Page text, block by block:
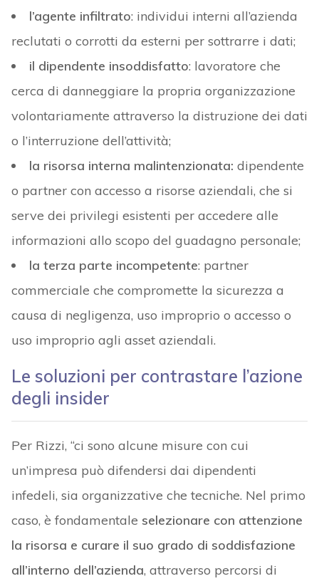
l’agente infiltrato: individui interni all’azienda
reclutati o corrotti da esterni per sottrarre i dati;
il dipendente insoddisfatto: lavoratore che
cerca di danneggiare la propria organizzazione
volontariamente attraverso la distruzione dei dati
o l’interruzione dell’attività;
la risorsa interna malintenzionata: dipendente
o partner con accesso a risorse aziendali, che si
serve dei privilegi esistenti per accedere alle
informazioni allo scopo del guadagno personale;
la terza parte incompetente: partner
commerciale che compromette la sicurezza a
causa di negligenza, uso improprio o accesso o
uso improprio agli asset aziendali.
Le soluzioni per contrastare l’azione
degli insider
Per Rizzi, “ci sono alcune misure con cui
un’impresa può difendersi dai dipendenti
infedeli, sia organizzative che tecniche. Nel primo
caso, è fondamentale selezionare con attenzione
la risorsa e curare il suo grado di soddisfazione
all’interno dell’azienda, attraverso percorsi di